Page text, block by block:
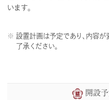
います。
設置計画は予定であり、内容
了承ください。
開設